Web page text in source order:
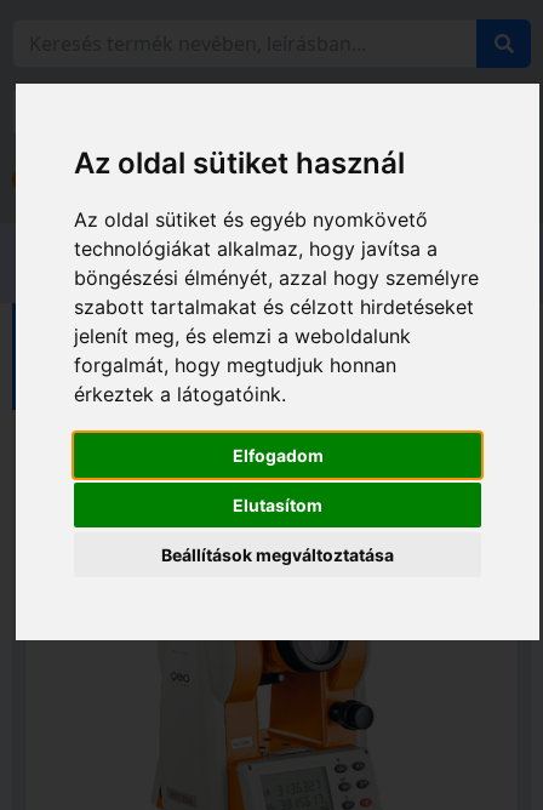
Az oldal sütiket használ
Az oldal sütiket és egyéb nyomkövető
technológiákat alkalmaz, hogy javítsa a
böngészési élményét, azzal hogy személyre
szabott tartalmakat és célzott hirdetéseket
jelenít meg, és elemzi a weboldalunk
forgalmát, hogy megtudjuk honnan
érkeztek a látogatóink.
Elfogadom
Elutasítom
Beállítások megváltoztatása
Bejelentkezés
Méréstechnika
geo-FENNEL termékcsalád
Optikai szintezők és teodolitok
Teodolitok